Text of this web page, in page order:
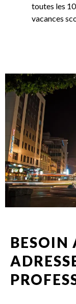
toutes les
vacances
BESOIN